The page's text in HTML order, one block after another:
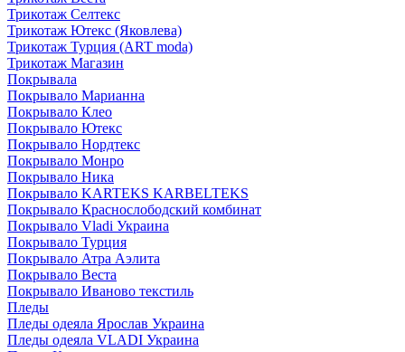
Трикотаж Селтекс
Трикотаж Ютекс (Яковлева)
Трикотаж Турция (ART moda)
Трикотаж Магазин
Покрывала
Покрывало Марианна
Покрывало Клео
Покрывало Ютекс
Покрывало Нордтекс
Покрывало Монро
Покрывало Ника
Покрывало KARTEKS KARBELTEKS
Покрывало Краснослободский комбинат
Покрывало Vladi Украина
Покрывало Турция
Покрывало Атра Аэлита
Покрывало Веста
Покрывало Иваново текстиль
Пледы
Пледы одеяла Ярослав Украина
Пледы одеяла VLADI Украина